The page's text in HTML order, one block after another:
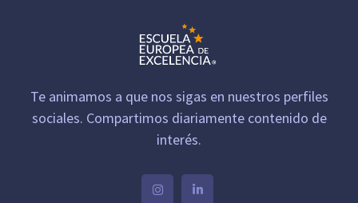
Te animamos a que nos sigas en nuestros perfiles
sociales. Compartimos diariamente contenido de
interés.